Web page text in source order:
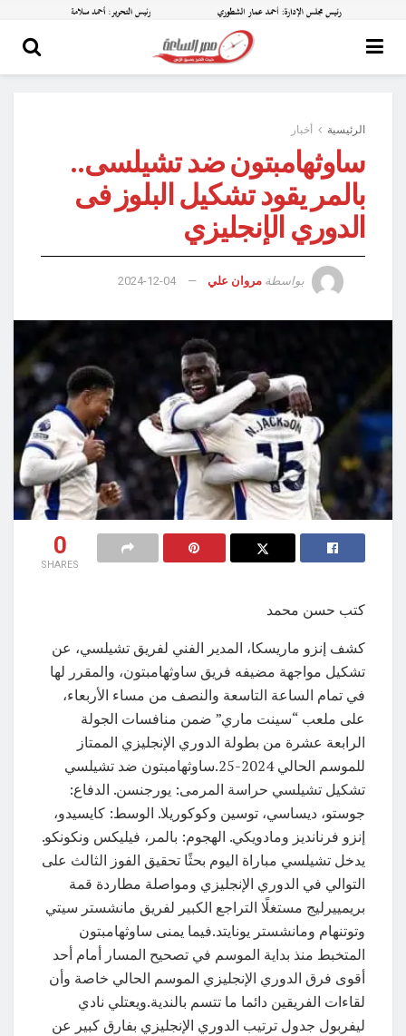
الرئيسية أخبار
ساوثهامبتون ضد تشيلسى..
بالمر يقود تشكيل البلوز فى
الدوري الإنجليزي
بواسطة مروان علي 2024-12-04
0
SHARES
كتب حسن محمد
كشف إنزو ماريسكا، المدير الفني لفريق تشيلسي، عن
تشكيل مواجهة مضيفه فريق ساوثهامبتون، والمقرر لها
في تمام الساعة التاسعة والنصف من مساء الأربعاء،
على ملعب “سينت ماري” ضمن منافسات الجولة
الرابعة عشرة من بطولة الدوري الإنجليزي الممتاز
للموسم الحالي 2024-25.ساوثهامبتون ضد تشيلسي
تشكيل تشيلسي حراسة المرمى: يورجنسن. الدفاع:
جوستو، ديساسي، توسين وكوكوريلا. الوسط: كايسيدو،
إنزو فرنانديز ومادويكي. الهجوم: بالمر، فيليكس ونكونكو.
يدخل تشيلسي مباراة اليوم بحثًا تحقيق الفوز الثالث على
التوالي في الدوري الإنجليزي ومواصلة مطاردة قمة
بريمييرليج مستغلًا التراجع الكبير لفريق مانشستر سيتي
وتوتنهام ومانشستر يونايتد.فيما يمنى ساوثهامبتون
المتخبط منذ بداية الموسم في تصحيح المسار أمام أحد
أقوى فرق الدوري الإنجليزي الموسم الحالي خاصة وأن
لقاءات الفريقين دائما ما تتسم بالندية.ويعتلي نادي
ليفربول جدول ترتيب الدوري الإنجليزي بفارق كبير عن